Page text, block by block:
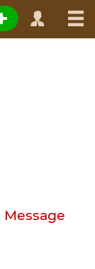
Message